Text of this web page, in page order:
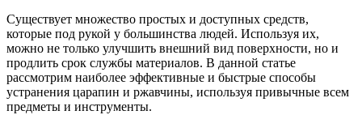
Существует множество простых и доступных средств,
которые под рукой у большинства людей. Используя их,
можно не только улучшить внешний вид поверхности, но и
продлить срок службы материалов. В данной статье
рассмотрим наиболее эффективные и быстрые способы
устранения царапин и ржавчины, используя привычные всем
предметы и инструменты.